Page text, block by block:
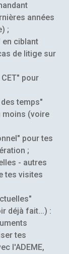
années
;
en ciblant
de litige sur
pour
temps"
moins (voire
pour tes
;
- autres
tes visites
déjà fait...) :
tes
l'ADEME,